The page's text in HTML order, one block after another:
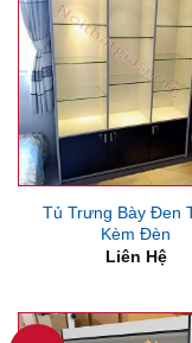
Tủ Trưng Bày Đen
Kèm Đèn
Liên Hệ